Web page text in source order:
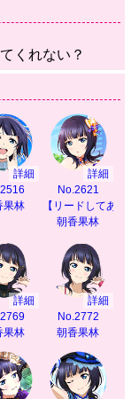
くれない？
詳細
果林
詳細
No.2621
【リードしてあげ
朝香果林
詳細
果林
詳細
No.2772
朝香果林